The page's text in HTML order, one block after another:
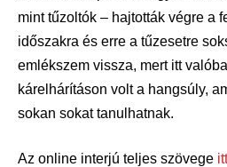
mint tűzoltók – hajtották végre a
időszakra és erre a tűzesetre
emlékszem vissza, mert itt
kárelhárításon volt a hangsúly,
sokan sokat tanulhatnak.
Az online interjú teljes szövege itt